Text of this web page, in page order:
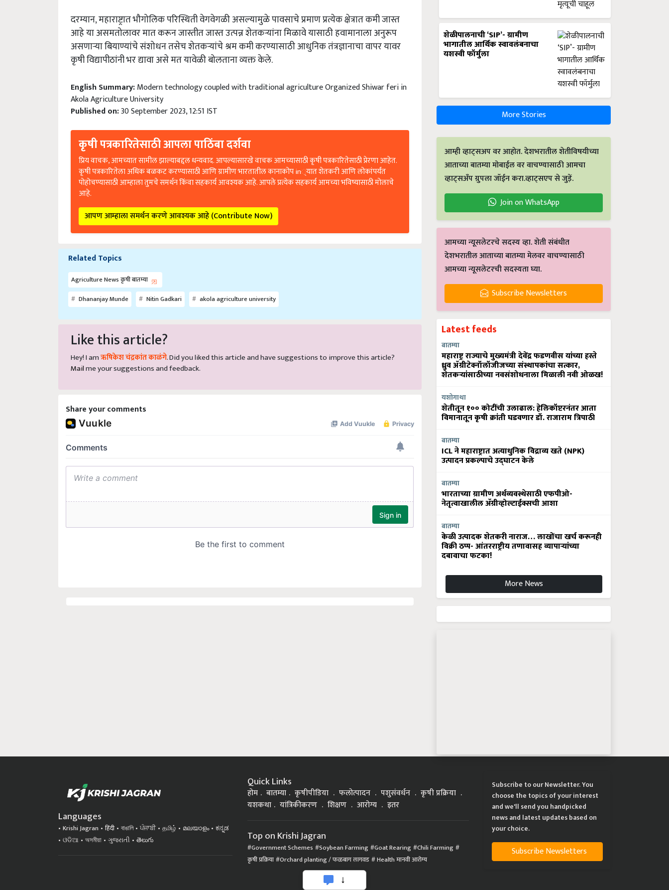
दरम्यान, महाराष्ट्रात भौगोलिक परिस्थिती वेगवेगळी असल्यामुळे पावसाचे प्रमाण प्रत्येक क्षेत्रात कमी जास्त
आहे या असमतोलावर मात करून जास्तीत जास्त उत्पन्न शेतकऱ्यांना मिळावे यासाठी हवामानाला अनुरूप
असणाऱ्या बियाण्यांचे संशोधन तसेच शेतकऱ्यांचे श्रम कमी करण्यासाठी आधुनिक तंत्रज्ञानाचा वापर यावर
कृषी विद्यापीठांनी भर द्यावा असे मत यावेळी बोलताना व्यक्त केले.
English Summary:Modern technology coupled with traditional agriculture Organized Shiwar feri in
Akola Agriculture University
Published on:30 September 2023, 12:51 IST
कृषी पत्रकारितेसाठी आपला पाठिंबा दर्शवा
प्रिय वाचक, आमच्यात सामील झाल्याबद्दल धन्यवाद. आपल्यासारखे वाचक आमच्यासाठी कृषी पत्रकारितेसाठी प्रेरणा आहेत.
कृषी पत्रकारितेला अधिक बळकट करण्यासाठी आणि ग्रामीण भारतातील कानाकोप in्यात शेतकरी आणि लोकांपर्यंत
पोहोचण्यासाठी आम्हाला तुमचे समर्थन किंवा सहकार्य आवश्यक आहे. आपले प्रत्येक सहकार्य आमच्या भविष्यासाठी मोलाचे
आहे.
आपण आम्हाला समर्थन करणे आवश्यक आहे (Contribute Now)
Related Topics
Agriculture News कृषी बातम्या
Dhananjay Munde
Nitin Gadkari akola agriculture university
Like this article?
Hey! I amऋषिकेश चंद्रकांत काळंगे. Did you liked this article and have suggestions to improve this article?
Mailme your suggestions and feedback.
Share your comments
शेळीपालनाची ‘SIP’- ग्रामीण
भागातील आर्थिक स्वावलंबनाचा
यशस्वी फॉर्मुला
More Stories
आम्ही व्हाट्सअप वर आहोत. देशभरातील शेतीविषयीच्या
आताच्या बातम्या मोबाईल वर वाचण्यासाठी आमचा
व्हाट्सअँप ग्रुपला जॉईन करा.व्हाट्सएप से जुड़ें.
Join on WhatsApp
आमच्या न्यूसलेटरचे सदस्य व्हा. शेती संबंधीत
देशभरातील आताच्या बातम्या मेलवर वाचण्यासाठी
आमच्या न्यूसलेटरची सदस्यता घ्या.
Subscribe Newsletters
Latest feeds
बातम्या
महाराष्ट्र राज्याचे मुख्यमंत्री देवेंद्र फडणवीस यांच्या हस्ते
ध्रुव ॲग्रीटेक्नॉलॉजीजच्या संस्थापकांचा सत्कार,
शेतकऱ्यांसाठीच्या नवसंशोधनाला मिळाली नवी ओळख!
यशोगाथा
शेतीतून १०० कोटींची उलाढाल: हेलिकॉप्टरनंतर आता
विमानातून कृषी क्रांती घडवणार डॉ. राजाराम त्रिपाठी
बातम्या
ICL ने महाराष्ट्रात अत्याधुनिक विद्राव्य खते (NPK)
उत्पादन प्रकल्पाचे उद्घाटन केले
बातम्या
भारताच्या ग्रामीण अर्थव्यवस्थेसाठी एफपीओ-
नेतृत्वाखालील अ‍ॅग्रीव्होल्टाईक्सची आशा
बातम्या
केळी उत्पादक शेतकरी नाराज… लाखोंचा खर्च करूनही
विक्री ठप्प- आंतरराष्ट्रीय तणावासह व्यापाऱ्यांच्या
दबावाचा फटका!
More News
Languages
Krishi Jagran हिंदी বাঙালি ਪੰਜਾਬੀ தமிழ் മലയാളം
ಕನ್ನಡ
ଓଡିଆ
অসমীয়া ગુજરાતી తెలుగు
Quick Links
होम बातम्या कृषीपीडिया फलोत्पादन पशुसंवर्धन
कृषी प्रक्रिया
यशकथा
यांत्रिकीकरण शिक्षण आरोग्य इतर
Top on Krishi Jagran
Government Schemes Soybean Farming Goat Rearing Chili Farming
कृषी प्रक्रिया Orchard planting / फळबाग लागवड Health मानवी आरोग्य
Subscribe to our Newsletter. You
choose the topics of your interest
and we'll send you handpicked
news and latest updates based on
your choice.
Subscribe Newsletters